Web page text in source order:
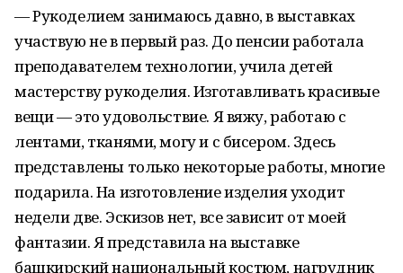
— Рукоделием занимаюсь давно, в выставках
участвую не в первый раз. До пенсии работала
преподавателем технологии, учила детей
мастерству рукоделия. Изготавливать красивые
вещи — это удовольствие. Я вяжу, работаю с
лентами, тканями, могу и с бисером. Здесь
представлены только некоторые работы, многие
подарила. На изготовление изделия уходит
недели две. Эскизов нет, все зависит от моей
фантазии. Я представила на выставке
башкирский национальный костюм, нагрудник